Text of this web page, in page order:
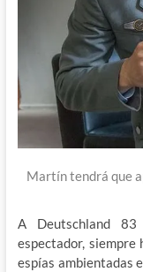
Martín tendrá que
A Deutschland
espectador,
espías ambientadas